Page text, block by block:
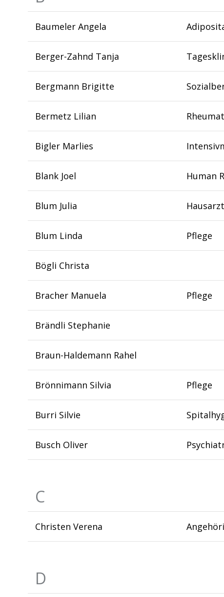
Baumeler Angela
Berger-Zahnd Tanja
Bergmann Brigitte
Bermetz Lilian
Bigler Marlies
Blank Joel Human
Blum Julia
Blum Linda Pflege
Bögli Christa
Bracher Manuela Pflege
Brändli Stephanie
Braun-Haldemann Rahel
Brönnimann Silvia Pflege
Burri Silvie
Busch Oliver
C
Christen Verena
D